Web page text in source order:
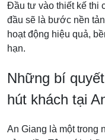
Đầu tư vào thiết kế thi
đầu sẽ là bước nền
hoạt động hiệu quả,
hạn.
Những bí
hút khách tại
An Giang là một trong